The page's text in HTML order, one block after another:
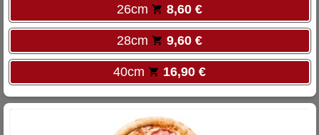
26cm 8,60 €
28cm 9,60 €
40cm 16,90 €